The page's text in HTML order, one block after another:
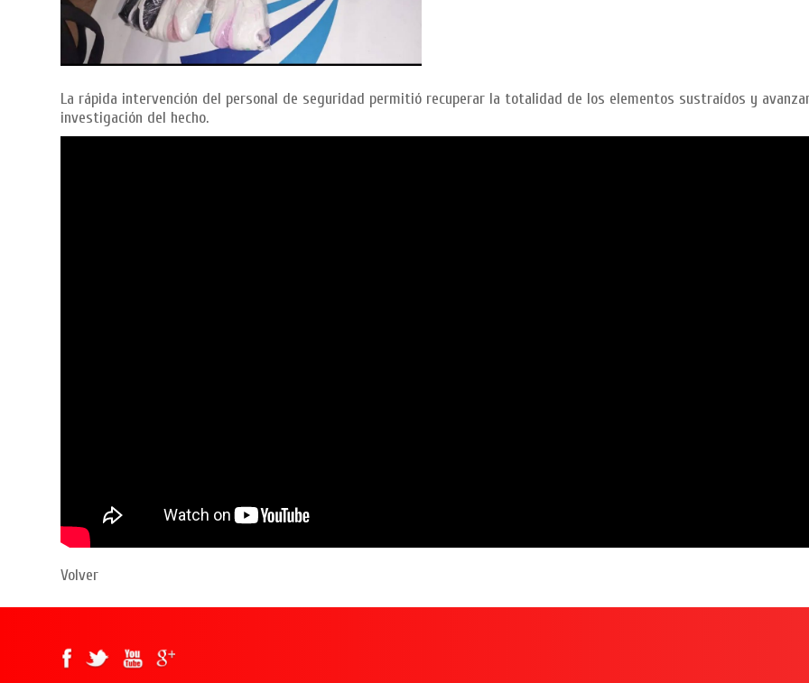
La rápida intervención del personal de seguridad permitió recuperar la totalidad de los elementos sustraídos y
investigación del hecho.
Volver